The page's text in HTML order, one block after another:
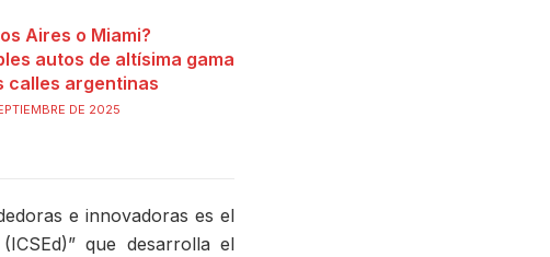
Aires o Miami?
autos de altísima gama
calles argentinas
DE 2025
e innovadoras es el
que desarrolla el